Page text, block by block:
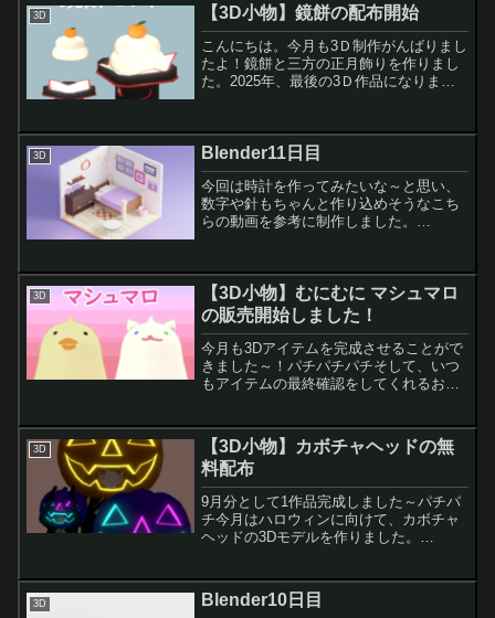
3D 【3D小物】鏡餅の配布開始
こんにちは。今月も3Ｄ制作がんばりまし
たよ！鏡餅と三方の正月飾りを作りまし
た。2025年、最後の3Ｄ作品になりま
のみの3Dモデルを同梱しました。VRCの
自分のワール...
3D Blender11日目
今回は時計を作ってみたいな～と思い、
数字や針もちゃんと作り込めそうなこち
らの動画を参考に制作しました。
をレンダリングしてみました。カラーの
粗さを高めに設定し...
3D
【3D小物】むにむに マシュマロ
の販売開始しました！
今月も3Dアイテムを完成させることがで
きました～！パチパチパチそして、いつ
もアイテムの最終確認をしてくれるお友
のマシュマロスクイーズを作りました。
さらに、アバター用だ...
3D
【3D小物】カボチャヘッドの無
料配布
9月分として1作品完成しました～パチパ
チ今月はハロウィンに向けて、カボチャ
ヘッドの3Dモデルを作りました。
チャヘッド // Pumpkin Head来月は何を
作りま...
3D Blender10日目